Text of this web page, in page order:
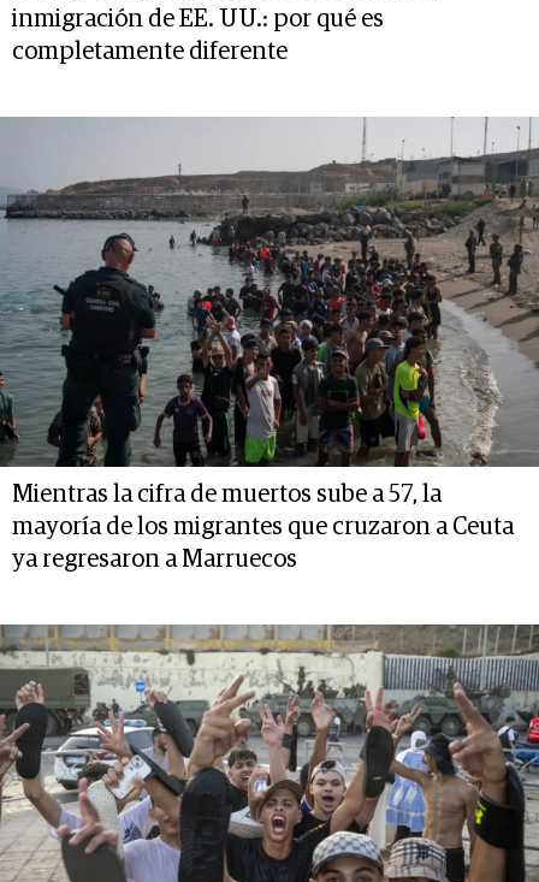
inmigración de EE. UU.: por qué es
completamente diferente
Mientras la cifra de muertos sube a 57, la
mayoría de los migrantes que cruzaron a Ceuta
ya regresaron a Marruecos